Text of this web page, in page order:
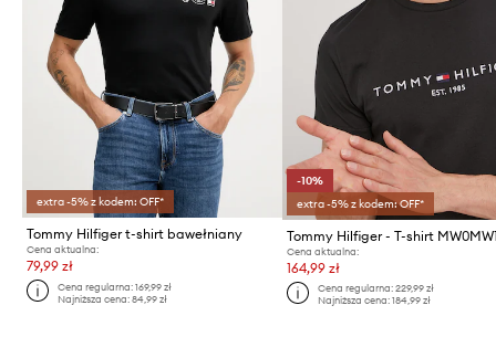
extra -5% z kodem: OFF*
Tommy Hilfiger t-shirt bawełniany
Cena aktualna:
79,99 zł
Cena regularna:169,99 zł
Najniższa cena:84,99 zł
-10%
extra -5% z kodem: OFF*
Tommy Hilfiger - T-shirt
Cena aktualna:
164,99 zł
Cena regularna: 229,99 zł
Najniższa cena: 184,99 zł